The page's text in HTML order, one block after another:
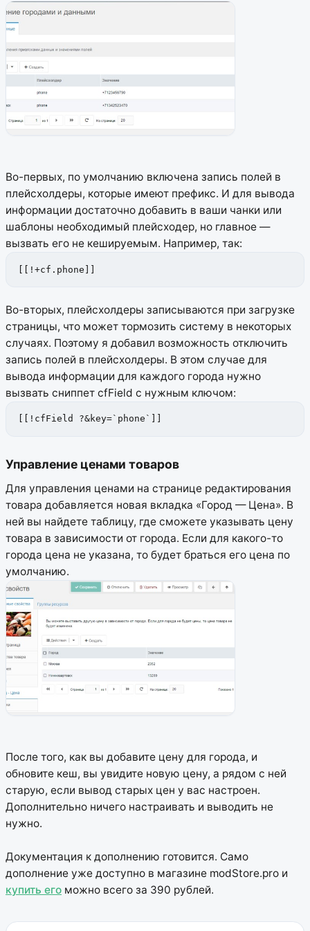
Во-первых, по умолчанию включена запись полей в
плейсхолдеры, которые имеют префикс. И для вывода
информации достаточно добавить в ваши чанки или
шаблоны необходимый плейсходер, но главное —
вызвать его не кешируемым. Например, так:
[[!+cf.phone]]
Во-вторых, плейсхолдеры записываются при загрузке
страницы, что может тормозить систему в некоторых
случаях. Поэтому я добавил возможность отключить
запись полей в плейсхолдеры. В этом случае для
вывода информации для каждого города нужно
вызвать сниппет cfField с нужным ключом:
[[!cfField ?&key=`phone`]]
Управление ценами товаров
Для управления ценами на странице редактирования
товара добавляется новая вкладка «Город — Цена». В
ней вы найдете таблицу, где сможете указывать цену
товара в зависимости от города. Если для какого-то
города цена не указана, то будет браться его цена по
умолчанию.
После того, как вы добавите цену для города, и
обновите кеш, вы увидите новую цену, а рядом с ней
старую, если вывод старых цен у вас настроен.
Дополнительно ничего настраивать и выводить не
нужно.
Документация к дополнению готовится. Само
дополнение уже доступно в магазине modStore.pro и
купить его можно всего за 390 рублей.